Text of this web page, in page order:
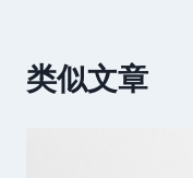
类似文章